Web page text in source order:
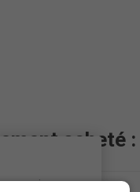
acheté :
services,